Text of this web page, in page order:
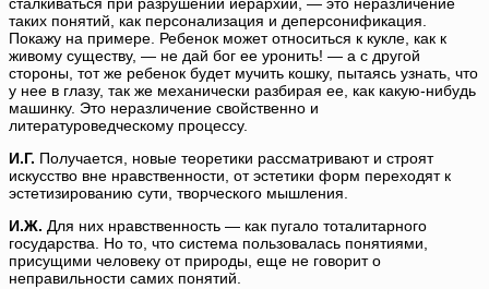
таких понятий, как персонализация и деперсонификация.
Покажу на примере. Ребенок может относиться к кукле, как к
живому существу, — не дай бог ее уронить! — а с другой
стороны, тот же ребенок будет мучить кошку, пытаясь узнать, что
у нее в глазу, так же механически разбирая ее, как какую-нибудь
машинку. Это неразличение свойственно и
литературоведческому процессу.
И.Г. Получается, новые теоретики рассматривают и строят
искусство вне нравственности, от эстетики форм переходят к
эстетизированию сути, творческого мышления.
И.Ж. Для них нравственность — как пугало тоталитарного
государства. Но то, что система пользовалась понятиями,
присущими человеку от природы, еще не говорит о
неправильности самих понятий.